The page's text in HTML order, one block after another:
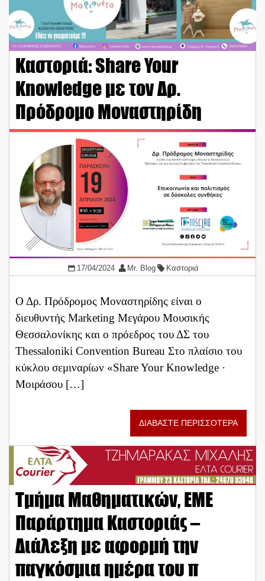
Καστοριά: Share Your
Knowledge με τον Δρ.
Πρόδρομο Μοναστηρίδη
17/04/2024 Mr. Blog Καστοριά
Ο Δρ. Πρόδρομος Μοναστηρίδης είναι ο
διευθυντής Marketing Μεγάρου Μουσικής
Θεσσαλονίκης και ο πρόεδρος του ΔΣ του
Thessaloniki Convention Bureau Στο πλαίσιο του
κύκλου σεμιναρίων «Share Your Knowledge ·
Μοιράσου […]
ΔΙΑΒΑΣΤΕ ΠΕΡΙΣΣΟΤΕΡΑ
Τμήμα Μαθηματικών, ΕΜΕ
Παράρτημα Καστοριάς –
Διάλεξη με αφορμή την
παγκόσμια ημέρα του π